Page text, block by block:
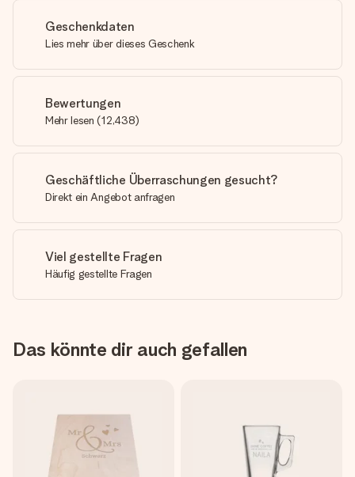
Geschenkdaten
Lies mehr über dieses Geschenk
Bewertungen
Mehr lesen (12,438)
Geschäftliche Überraschungen gesucht?
Direkt ein Angebot anfragen
Viel gestellte Fragen
Häufig gestellte Fragen
Das könnte dir auch gefallen